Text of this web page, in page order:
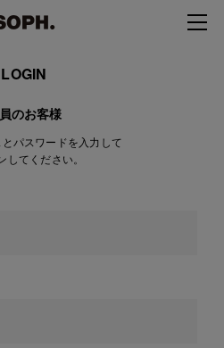
LOGIN
のお客様
パスワードを入力して
してください。